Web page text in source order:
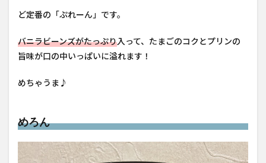
ど定番の「ぷれーん」です。
バニラビーンズがたっぷり入って、たまごのコクとプリンの
旨味が口の中いっぱいに溢れます！
めちゃうま♪
めろん